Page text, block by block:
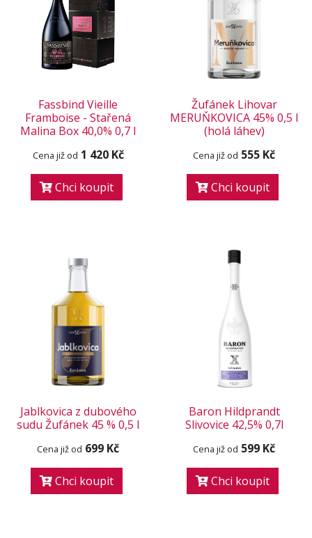
Fassbind Vieille
Framboise - Stařená
Malina Box 40,0% 0,7 l
Cena již od 1 420 Kč
Chci koupit
Žufánek Lihovar
MERUŇKOVICA 45% 0,5 l
(holá láhev)
Cena již od 555 Kč
Chci koupit
Jablkovica z dubového
sudu Žufánek 45 % 0,5 l
Cena již od 699 Kč
Chci koupit
Baron Hildprandt
Slivovice 42,5% 0,7l
Cena již od 599 Kč
Chci koupit